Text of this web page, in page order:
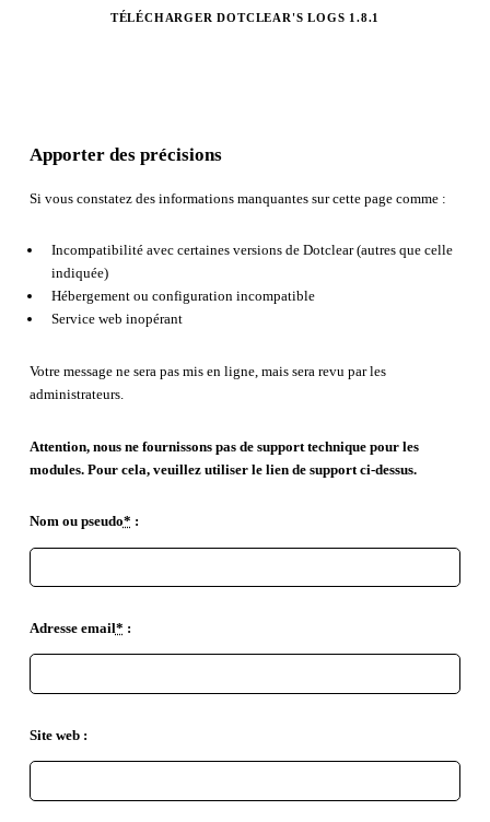
TÉLÉCHARGER DOTCLEAR'S LOGS 1.8.1
Apporter des précisions
Si vous constatez des informations manquantes sur cette page comme :
Incompatibilité avec certaines versions de Dotclear (autres que celle
indiquée)
Hébergement ou configuration incompatible
Service web inopérant
Votre message ne sera pas mis en ligne, mais sera revu par les
administrateurs.
Attention, nous ne fournissons pas de support technique pour les
modules. Pour cela, veuillez utiliser le lien de support ci-dessus.
Nom ou pseudo* :
Adresse email* :
Site web :